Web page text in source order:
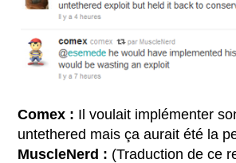
Comex : Il voulait implémenter
untethered mais ça aurait été la
MuscleNerd : (Traduction de ce